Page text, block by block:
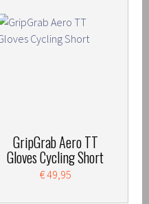
GripGrab Aero TT
Gloves Cycling Short
€ 49,95